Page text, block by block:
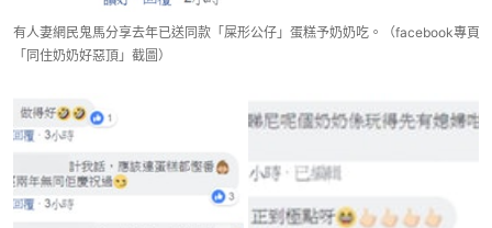
有人妻網民鬼馬分享去年已送同款「屎形公仔」蛋糕予奶奶吃。（facebook專頁
「同住奶奶好惡頂」截圖）